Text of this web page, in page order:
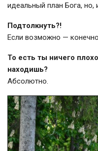
идеальный план Бога,
Подтолкнуть?!
Если возможно —
То есть ты ничего
находишь?
Абсолютно.